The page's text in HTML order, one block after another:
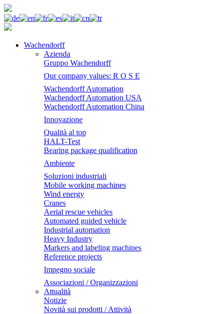
Wachendorff
Azienda
Gruppo Wachendorff
Our company values: R O S E
Wachendorff Automation
Wachendorff Automation USA
Wachendorff Automation China
Innovazione
Qualità al top
HALT-Test
Bearing package qualification
Ambiente
Soluzioni industriali
Mobile working machines
Wind energy
Cranes
Aerial rescue vehicles
Automated guided vehicle
Industrial automation
Heavy Industry
Markers and labeling machines
Reference projects
Impegno sociale
Associazioni / Organizzazioni
Attualità
Notizie
Novità sui prodotti / Attività